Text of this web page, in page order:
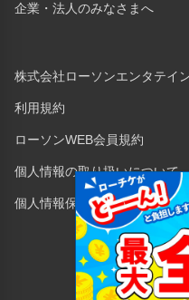
企業・法人のみなさまへ
株式会社ローソンエンタテイ
利用規約
ローソンWEB会員規約
個人情報の取り扱いについて
個人情報保護方針
Copyright © 1998